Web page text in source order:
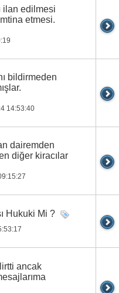
ilan edilmesi
etmesi.
bildirmeden
14:53:40
dairemden
diğer kiracılar
Hukuki Mi ?
ancak